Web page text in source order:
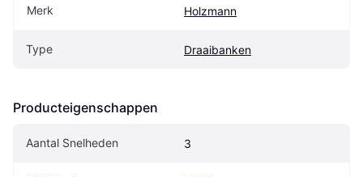
Merk Holzmann
Type Draaibanken
Producteigenschappen
Aantal Snelheden 3